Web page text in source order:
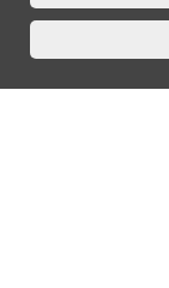
Datenschutz